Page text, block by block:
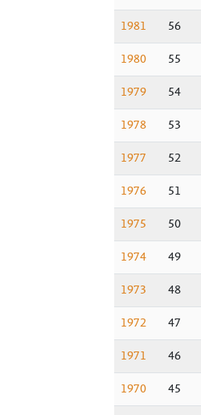
1981 56
1980 55
1979 54
1978 53
1977 52
1976 51
1975 50
1974 49
1973 48
1972 47
1971 46
1970 45